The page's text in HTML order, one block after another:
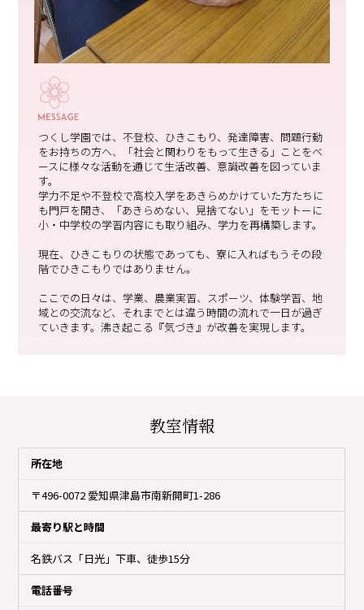
つくし学園では、不登校、ひきこもり、発達障害、問題行動
をお持ちの方へ、「社会と関わりをもって生きる」ことをベ
ースに様々な活動を通じて生活改善、意識改善を図っていま
す。
学力不足や不登校で高校入学をあきらめかけていた方たちに
も門戸を開き、「あきらめない、見捨てない」をモットーに
小・中学校の学習内容にも取り組み、学力を再構築します。
現在、ひきこもりの状態であっても、寮に入ればもうその段
階でひきこもりではありません。
ここでの日々は、学業、農業実習、スポーツ、体験学習、地
域との交流など、それまでとは違う時間の流れで一日が過ぎ
ていきます。沸き起こる『気づき』が改善を実現します。
教室情報
所在地
〒496-0072 愛知県津島市南新開町1-286
最寄り駅と時間
名鉄バス「日光」下車、徒歩15分
電話番号